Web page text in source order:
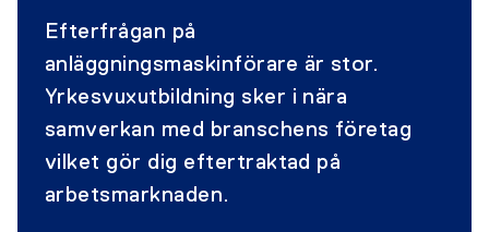
Efterfrågan på
anläggningsmaskinförare är stor.
Yrkesvuxutbildning sker i nära
samverkan med branschens företag
vilket gör dig eftertraktad på
arbetsmarknaden.